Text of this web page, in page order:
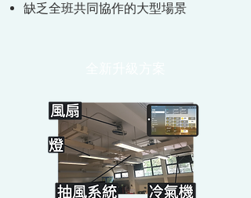
缺乏全班共同協作的大型場景